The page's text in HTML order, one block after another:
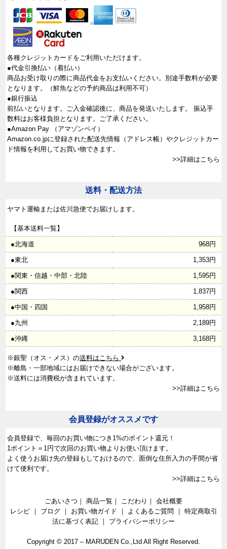
各種クレジットカードをご利用いただけます。
●代金引換払い（着払い）
商品お受け取りの際に商品代金をお支払いください。別途手数料が必要
となります。（鮮魚などの予約商品は利用不可）
●銀行振込
前払いとなります。ご入金確認後に、商品を発送いたします。 振込手
数料はお客様負担となります。ご了承ください。
●Amazon Pay （アマゾンペイ）
Amazon.co.jpに登録された配送先情報（アドレス帳）やクレジットカー
ド情報を利用してお買い物できます。
>>詳細はこちら
送料・配送方法
ヤマト運輸または佐川急便でお届けします。
【基本送料一覧】
●北海道 968円
●東北 1,353円
●関東・信越・中部・北陸 1,595円
●関西 1,837円
●中国・四国 1,958円
●九州 2,189円
●沖縄 3,168円
※銀聖（オス・メス）の送料はこちら
※離島・一部地域にはお届けできない場合がございます。
※送料には消費税が含まれています。
>>詳細はこちら
会員登録がオススメです
会員登録で、毎回のお買い物につき1%のポイント還元！
1ポイント＝1円で次回のお買い物よりお使い頂けます。
よく使うお届け先の登録もしておけるので、面倒な住所入力の手間が省
けて便利です。
>>詳細はこちら
ごあいさつ ｜ 商品一覧 ｜ こだわり ｜ 会社概要
レシピ｜ ブログ｜ お買い物ガイド ｜ よくあるご質問 ｜ 特定商取引
法に基づく表記 ｜ プライバシーポリシー
Copyright © 2017 – MARUDEN Co.,Ltd All Right Reserved.